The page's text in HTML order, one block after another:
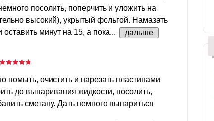
посолить, поперчить и уложить на
высокий), укрытый фольгой. Намазать
оставить минут на 15, а пока...
дальше
помыть, очистить и нарезать пластинами
до выпаривания жидкости, посолить,
сметану. Дать немного выпариться